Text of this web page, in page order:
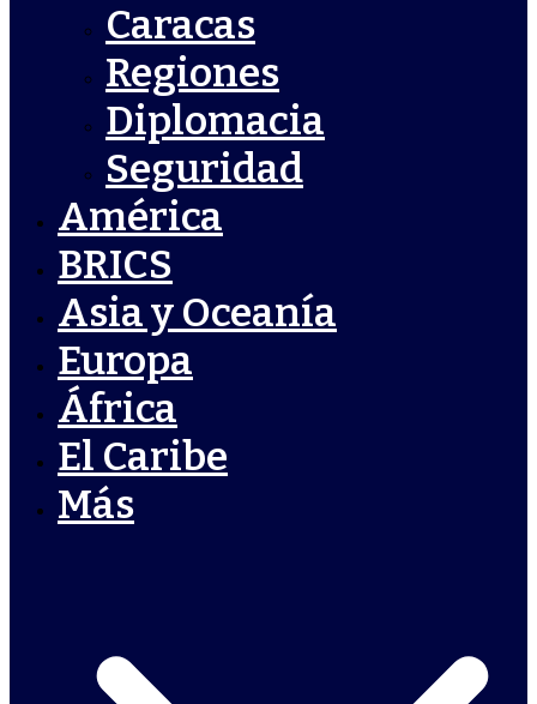
Caracas
Regiones
Diplomacia
Seguridad
América
BRICS
Asia y Oceanía
Europa
África
El Caribe
Más